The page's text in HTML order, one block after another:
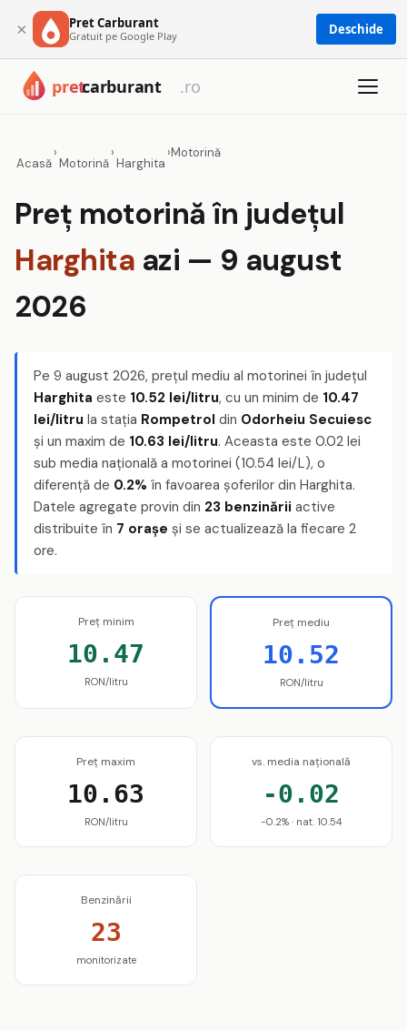
× Pret Carburant
Gratuit pe Google Play Deschide
Acasă
›
Motorină
›
Harghita
›Motorină
Preț motorină în județul
Harghita azi — 9 august
2026
Pe 9 august 2026, prețul mediu al motorinei în județul
Harghita este 10.52 lei/litru, cu un minim de 10.47
lei/litru la stația Rompetrol din Odorheiu Secuiesc
și un maxim de 10.63 lei/litru. Aceasta este 0.02 lei
sub media națională a motorinei (10.54 lei/L), o
diferență de 0.2% în favoarea șoferilor din Harghita.
Datele agregate provin din 23 benzinării active
distribuite în 7 orașe și se actualizează la fiecare 2
ore.
Preț minim
10.47
RON/litru
Preț mediu
10.52
RON/litru
Preț maxim
10.63
RON/litru
vs. media națională
-0.02
-0.2% · nat. 10.54
Benzinării
23
monitorizate